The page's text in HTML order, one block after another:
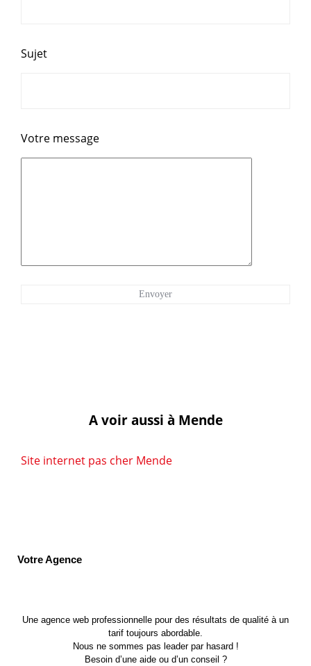
Sujet
Votre message
A voir aussi à Mende
Site internet pas cher Mende
Votre Agence
Une agence web professionnelle pour des résultats de qualité à un
tarif toujours abordable.
Nous ne sommes pas leader par hasard !
Besoin d’une aide ou d’un conseil ?